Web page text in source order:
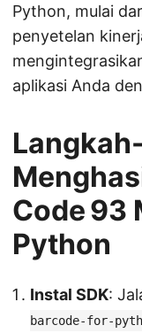
Python, mulai
penyetelan
aplikasi Anda
Code 93
Python
Instal SDK:
barcode-for-